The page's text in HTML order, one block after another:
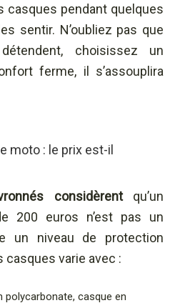
casques pendant quelques
sentir. N’oubliez pas que
choisissez un
ferme, il s’assouplira
moto : le prix est-il
considèrent qu’un
200 euros n’est pas un
un niveau de protection
casques varie avec :
polycarbonate, casque en